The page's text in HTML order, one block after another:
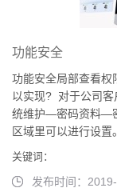
功能安全
功能安全局部查看权
以实现? 对于公司
统维护—密码资料—
区域里可以进行设置
关键词：
发布时间：